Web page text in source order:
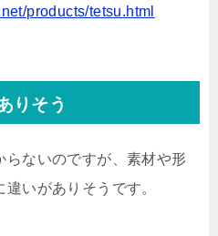
products/tetsu.html
りそう
ないのですが、素材や形
いがありそうです。